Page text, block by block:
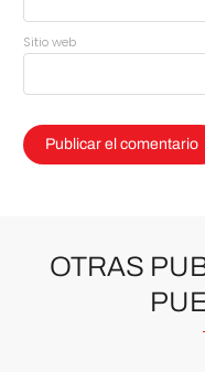
Sitio web
OTRAS